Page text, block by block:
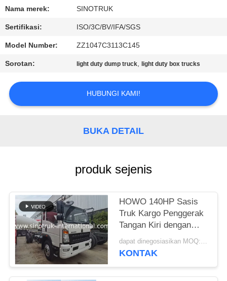
KUALITAS
KAMI
MINTA
KUTIPAN
KEBIJAKAN
Nama merek: SINOTRUK
Sertifikasi: ISO/3C/BV/IFA/SGS
Model Number: ZZ1047C3113C145
Sorotan: light duty dump truck, light duty box trucks
HUBUNGI KAMI!
BUKA DETAIL
produk sejenis
HOWO 140HP Sasis
Truk Kargo Penggerak
Tangan Kiri dengan
Kapasitas Beban 8-
12ton
dapat dinegosiasikan MOQ:1 buah
KONTAK